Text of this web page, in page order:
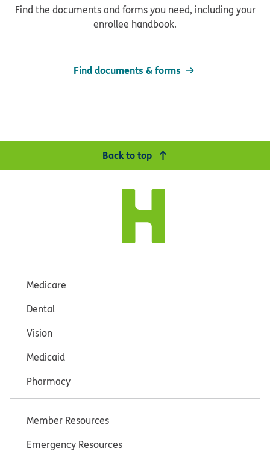
Find the documents and forms you need, including your
enrollee handbook.
Find documents & forms
Back to top
Medicare
Dental
Vision
Medicaid
Pharmacy
Member Resources
Emergency Resources